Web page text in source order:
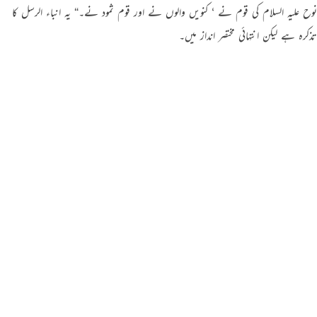
نوح علیہ السلام کی قوم نے ‘ کنویں والوں نے اور قوم ثمود نے۔“ یہ انباء الرسل کا
تذکرہ ہے لیکن انتہائی مختصر انداز میں۔